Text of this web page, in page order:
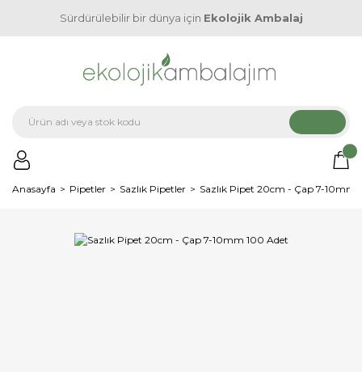
Sürdürülebilir bir dünya için Ekolojik Ambalaj
Anasayfa Pipetler Sazlık Pipetler Sazlık Pipet 20cm - Çap 7-10mm